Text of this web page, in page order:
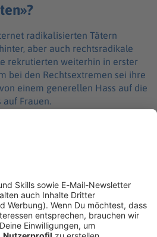
radikalisierten Tätern
aber auch rechtsradikale
rekrutierten weiterhin in erster
bei den Rechtsextremen sei ihre
einem generellen Hass auf die
auf Frauen.
die Ermittler den
auf der Suche nach «Wegwerf-
wüssten die manchmal erst 14,
männlichen Jugendlichen